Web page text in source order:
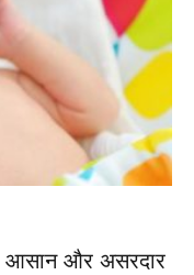
आसान और असरदार